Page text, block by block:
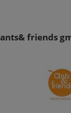
ants& friends